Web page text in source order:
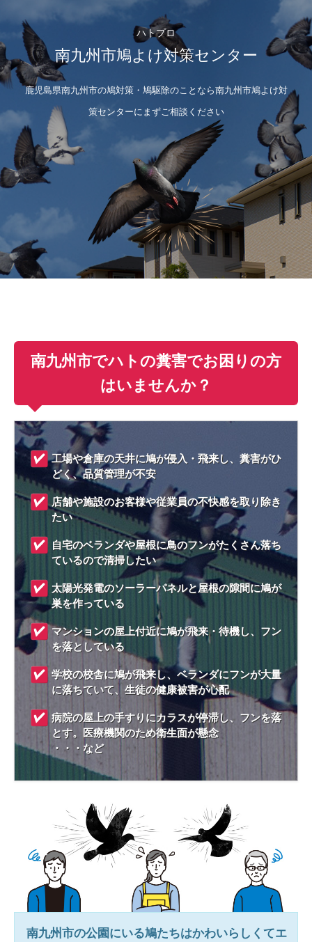
ハトプロ
南九州市鳩よけ対策センター
鹿児島県南九州市の鳩対策・鳩駆除のことなら南九州市鳩よけ対
策センターにまずご相談ください
南九州市でハトの糞害でお困りの方
はいませんか？
工場や倉庫の天井に鳩が侵入・飛来し、糞害がひ
どく、品質管理が不安
店舗や施設のお客様や従業員の不快感を取り除き
たい
自宅のベランダや屋根に鳥のフンがたくさん落ち
ているので清掃したい
太陽光発電のソーラーパネルと屋根の隙間に鳩が
巣を作っている
マンションの屋上付近に鳩が飛来・待機し、フン
を落としている
学校の校舎に鳩が飛来し、ベランダにフンが大量
に落ちていて、生徒の健康被害が心配
病院の屋上の手すりにカラスが停滞し、フンを落
とす。医療機関のため衛生面が懸念
・・・など
南九州市の公園にいる鳩たちはかわいらしくてエ